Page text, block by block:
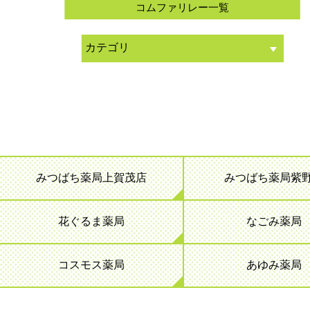
コムファリレー一覧
みつばち薬局上賀茂店 みつばち薬局紫
花ぐるま薬局 なごみ薬局
コスモス薬局 あゆみ薬局